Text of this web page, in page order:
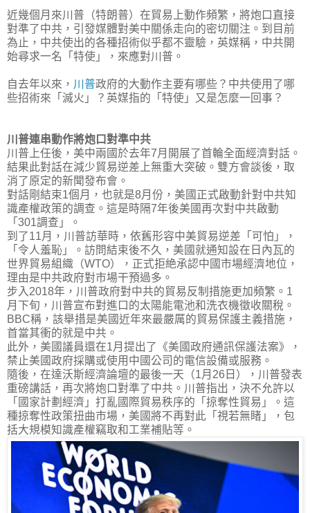
近幾個月來川普 （特朗普） 在貿易上動作頻繁，將炮口直接
對準了中共，引發媒體對美中關係走向的密切關注。到目前
為止，中共使出的各種招術似乎都不靈驗，英媒稱，中共開
始尋求一名「特使」，來應對川普。
自去年以來， 川普政府的大動作主要有哪些？中共使用了哪
些招術來「滅火」？英媒指的「特使」又是怎麼一回事？
川普連串動作將炮口對準中共
川普上任後，美中兩國於去年7月開展了首輪全面經濟對話。
結果此對話在減少貿易逆差上無重大突破。雙方會談後，取
消了原定的新聞發布會。
對話剛結束1個月，也就是8月份，美國正式啟動針對中共知
識產權政策的調查。這是時隔7年後美國再次對中共啟動
「 301調查」。
到了11月，川普訪華時，依舊形容中美貿易逆差「可怕」，
「令人羞恥」。訪問結束後不久，美國就通知設在日內瓦的
世界貿易組織（WTO），正式拒絶承認中國市場經濟地位，
理由是中共政府對市場干預過多。
步入 2018年，川普政府對中共的貿易反制措施更加頻繁。 1
月下旬，川普宣布對進口的太陽能電池和洗衣機徵收關稅。
BBC稱，該舉措是美國近年來最嚴厲的貿易保護主義措施，
首當其衝的就是中共。
此外，美國議員還在1月提出了《美國政府通訊保護法案》，
禁止美國政府採購或使用中國公司的電信設備或服務。
隨後，在達沃斯經濟論壇的最後一天（1月 26 日），川普發表
重磅講話，再次將炮口對準了中共。川普指出，決不允許以
「國家計劃經濟」打亂國際貿易秩序的「掠奪性貿易」。這
種掠奪性政策扭曲市場，美國將不再對此「視若無睹」，包
括大規模知識產權竊取和工業補貼等。